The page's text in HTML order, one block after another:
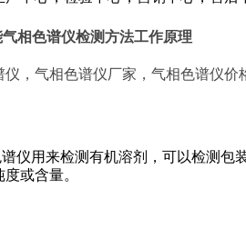
相色谱仪检测方法工作原理
仪 ， 气相色谱仪厂家 ， 气相色谱仪价
谱仪用来检测有机溶剂，可以检测包
或含量。